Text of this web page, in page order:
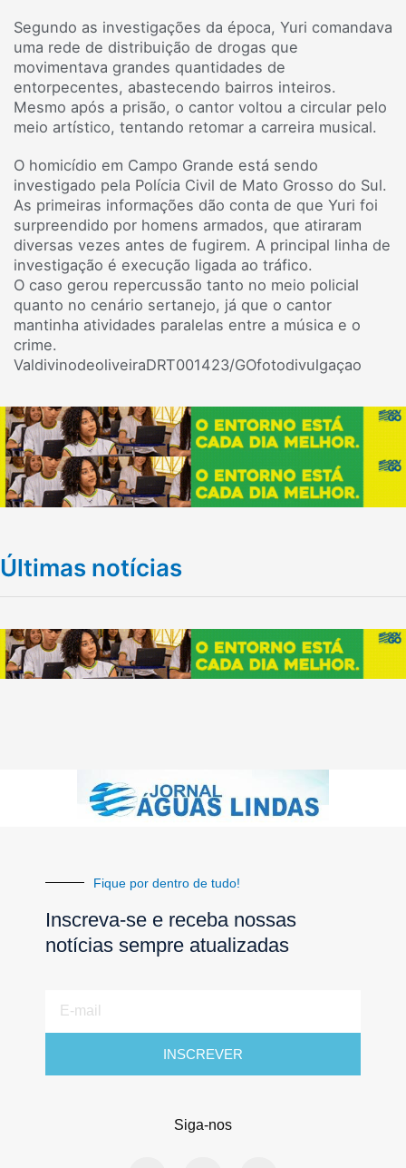
Segundo as investigações da época, Yuri comandava
uma rede de distribuição de drogas que
movimentava grandes quantidades de
entorpecentes, abastecendo bairros inteiros.
Mesmo após a prisão, o cantor voltou a circular pelo
meio artístico, tentando retomar a carreira musical.
O homicídio em Campo Grande está sendo
investigado pela Polícia Civil de Mato Grosso do Sul.
As primeiras informações dão conta de que Yuri foi
surpreendido por homens armados, que atiraram
diversas vezes antes de fugirem. A principal linha de
investigação é execução ligada ao tráfico.
O caso gerou repercussão tanto no meio policial
quanto no cenário sertanejo, já que o cantor
mantinha atividades paralelas entre a música e o
crime.
ValdivinodeoliveiraDRT001423/GOfotodivulgaçao
Últimas notícias
Fique por dentro de tudo!
Inscreva-se e receba nossas
notícias sempre atualizadas
mail
INSCREVER
Siga-nos